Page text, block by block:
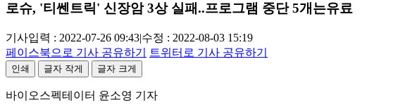
로슈, '티쎈트릭' 신장암 3상 실패..프로그램 중단 5개는유료
기사입력 : 2022-07-26 09:43|수정 : 2022-08-03 15:19
페이스북으로 기사 공유하기
트위터로 기사 공유하기
인쇄 글자 작게 글자 크게
바이오스펙테이터 윤소영 기자